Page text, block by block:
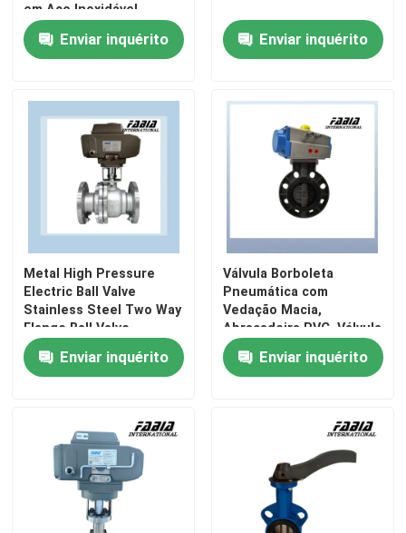
Produtos
em Aço Inoxidável
Enviar inquérito Enviar inquérito
Metal High Pressure
Electric Ball Valve
Stainless Steel Two Way
Flange Ball Valve
Enviar inquérito
Válvula Borboleta
Pneumática com
Vedação Macia,
Abraçadeira PVC, Válvula
Leve e Econômica
Enviar inquérito